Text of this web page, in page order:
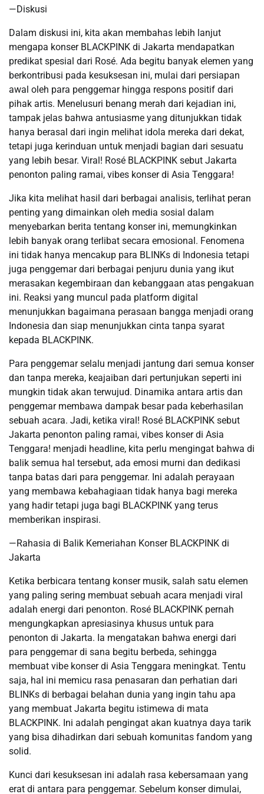
—Diskusi
Dalam diskusi ini, kita akan membahas lebih lanjut
mengapa konser BLACKPINK di Jakarta mendapatkan
predikat spesial dari Rosé. Ada begitu banyak elemen yang
berkontribusi pada kesuksesan ini, mulai dari persiapan
awal oleh para penggemar hingga respons positif dari
pihak artis. Menelusuri benang merah dari kejadian ini,
tampak jelas bahwa antusiasme yang ditunjukkan tidak
hanya berasal dari ingin melihat idola mereka dari dekat,
tetapi juga kerinduan untuk menjadi bagian dari sesuatu
yang lebih besar. Viral! Rosé BLACKPINK sebut Jakarta
penonton paling ramai, vibes konser di Asia Tenggara!
Jika kita melihat hasil dari berbagai analisis, terlihat peran
penting yang dimainkan oleh media sosial dalam
menyebarkan berita tentang konser ini, memungkinkan
lebih banyak orang terlibat secara emosional. Fenomena
ini tidak hanya mencakup para BLINKs di Indonesia tetapi
juga penggemar dari berbagai penjuru dunia yang ikut
merasakan kegembiraan dan kebanggaan atas pengakuan
ini. Reaksi yang muncul pada platform digital
menunjukkan bagaimana perasaan bangga menjadi orang
Indonesia dan siap menunjukkan cinta tanpa syarat
kepada BLACKPINK.
Para penggemar selalu menjadi jantung dari semua konser
dan tanpa mereka, keajaiban dari pertunjukan seperti ini
mungkin tidak akan terwujud. Dinamika antara artis dan
penggemar membawa dampak besar pada keberhasilan
sebuah acara. Jadi, ketika viral! Rosé BLACKPINK sebut
Jakarta penonton paling ramai, vibes konser di Asia
Tenggara! menjadi headline, kita perlu mengingat bahwa di
balik semua hal tersebut, ada emosi murni dan dedikasi
tanpa batas dari para penggemar. Ini adalah perayaan
yang membawa kebahagiaan tidak hanya bagi mereka
yang hadir tetapi juga bagi BLACKPINK yang terus
memberikan inspirasi.
—Rahasia di Balik Kemeriahan Konser BLACKPINK di
Jakarta
Ketika berbicara tentang konser musik, salah satu elemen
yang paling sering membuat sebuah acara menjadi viral
adalah energi dari penonton. Rosé BLACKPINK pernah
mengungkapkan apresiasinya khusus untuk para
penonton di Jakarta. Ia mengatakan bahwa energi dari
para penggemar di sana begitu berbeda, sehingga
membuat vibe konser di Asia Tenggara meningkat. Tentu
saja, hal ini memicu rasa penasaran dan perhatian dari
BLINKs di berbagai belahan dunia yang ingin tahu apa
yang membuat Jakarta begitu istimewa di mata
BLACKPINK. Ini adalah pengingat akan kuatnya daya tarik
yang bisa dihadirkan dari sebuah komunitas fandom yang
solid.
Kunci dari kesuksesan ini adalah rasa kebersamaan yang
erat di antara para penggemar. Sebelum konser dimulai,